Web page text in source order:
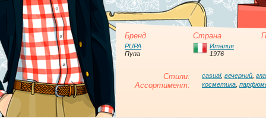
Бренд Страна
PUPA
Пупа
Италия
1976
Стили: casual, вечерний
Ассортимент: косметика